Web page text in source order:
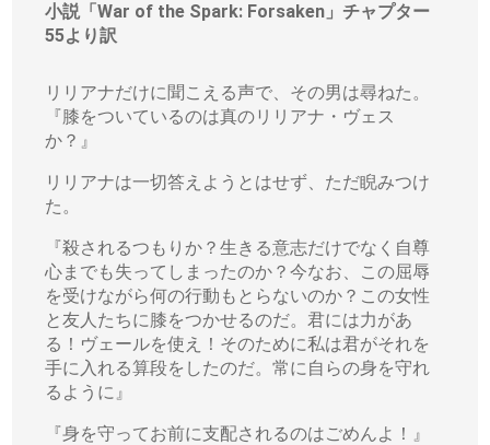
小説「War of the Spark: Forsaken」チャプター
55より訳
リリアナだけに聞こえる声で、その男は尋ねた。
『膝をついているのは真のリリアナ・ヴェス
か？』
リリアナは一切答えようとはせず、ただ睨みつけ
た。
『殺されるつもりか？生きる意志だけでなく自尊
心までも失ってしまったのか？今なお、この屈辱
を受けながら何の行動もとらないのか？この女性
と友人たちに膝をつかせるのだ。君には力があ
る！ヴェールを使え！そのために私は君がそれを
手に入れる算段をしたのだ。常に自らの身を守れ
るように』
『身を守ってお前に支配されるのはごめんよ！』